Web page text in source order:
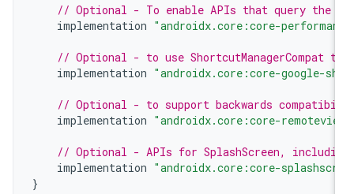
// Optional - To enable APIs that query the
implementation "androidx.core:core-
// Optional - to use ShortcutManagerCompat
implementation "androidx.core:core-google-
// Optional - to support backwards
implementation "androidx.core:core-
// Optional - APIs for SplashScreen,
implementation "androidx.core:core-